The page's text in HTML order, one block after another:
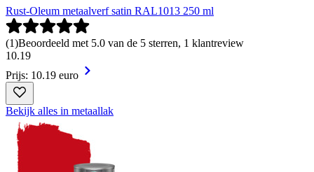
Rust-Oleum metaalverf satin RAL1013 250 ml
(1)Beoordeeld met 5.0 van de 5 sterren, 1 klantreview
10.19
Prijs: 10.19 euro
Bekijk alles in metaallak